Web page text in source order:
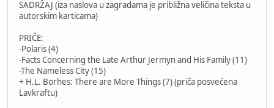
SADRŽAJ (iza naslova u zagradama je približna veličina teksta u
autorskim karticama)
PRIČE:
-Polaris (4)
-Facts Concerning the Late Arthur Jermyn and His Family (11)
-The Nameless City (15)
+ H.L. Borhes: There are More Things (7) (priča posvećena
Lavkraftu)